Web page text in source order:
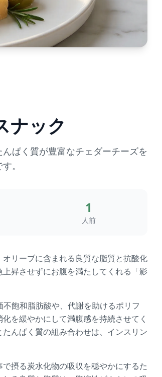
ナック
ぱく質が豊富なチェダーチーズを
。
1
人前
リーブに含まれる良質な脂質と抗酸化
昇させずにお腹を満たしてくれる「影
飽和脂肪酸や、代謝を助けるポリフ
を緩やかにして満腹感を持続させてく
んぱく質の組み合わせは、インスリン
摂る炭水化物の吸収を穏やかにするた